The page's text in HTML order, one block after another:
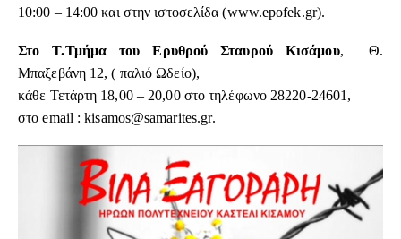
10:00 – 14:00 και στην ιστοσελίδα (www.epofek.gr).
Στο Τ.Τμήμα του Ερυθρού Σταυρού Κισάμου, Θ.
Μπαξεβάνη 12, ( παλιό Ωδείο),
κάθε Τετάρτη 18,00 – 20,00 στο τηλέφωνο 28220-24601,
στο email :kisamos@samarites.gr.